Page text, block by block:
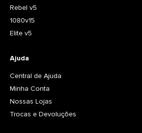
Rebel v5
1080v15
Elite v5
Ajuda
Central de Ajuda
Minha Conta
Nossas Lojas
Trocas e Devoluções